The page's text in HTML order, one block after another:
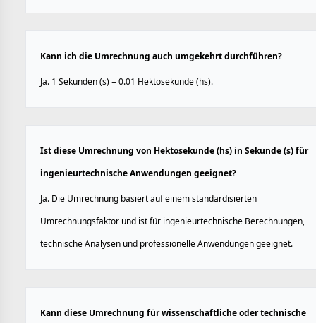
Kann ich die Umrechnung auch umgekehrt durchführen?
Ja. 1 Sekunden (s) = 0.01 Hektosekunde (hs).
Ist diese Umrechnung von Hektosekunde (hs) in Sekunde (s) für
ingenieurtechnische Anwendungen geeignet?
Ja. Die Umrechnung basiert auf einem standardisierten
Umrechnungsfaktor und ist für ingenieurtechnische Berechnungen,
technische Analysen und professionelle Anwendungen geeignet.
Kann diese Umrechnung für wissenschaftliche oder technische